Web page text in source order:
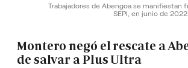
Trabajadores de Abengoa se manifiestan
SEPI, en junio de 2022.
Montero negó el rescate a
de salvar a Plus Ultra